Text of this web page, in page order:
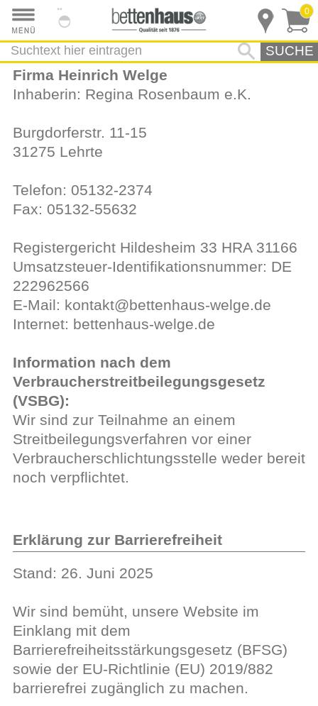
SUCHE
0
Firma Heinrich Welge
Inhaberin: Regina Rosenbaum e.K.
Burgdorferstr. 11-15
31275 Lehrte
Telefon: 05132-2374
Fax: 05132-55632
Registergericht Hildesheim 33 HRA 31166
Umsatzsteuer-Identifikationsnummer: DE
222962566
E-Mail: kontakt@bettenhaus-welge.de
Internet: bettenhaus-welge.de
Information nach dem
Verbraucherstreitbeilegungsgesetz
(VSBG):
Wir sind zur Teilnahme an einem
Streitbeilegungsverfahren vor einer
Verbraucherschlichtungsstelle weder bereit
noch verpflichtet.
Erklärung zur Barrierefreiheit
Stand: 26. Juni 2025
Wir sind bemüht, unsere Website im
Einklang mit dem
Barrierefreiheitsstärkungsgesetz (BFSG)
sowie der EU-Richtlinie (EU) 2019/882
barrierefrei zugänglich zu machen.